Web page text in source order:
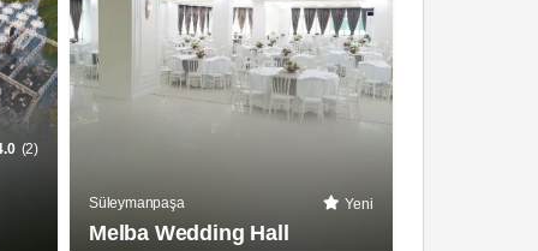
(2)
Süleymanpaşa Yeni
Melba Wedding Hall